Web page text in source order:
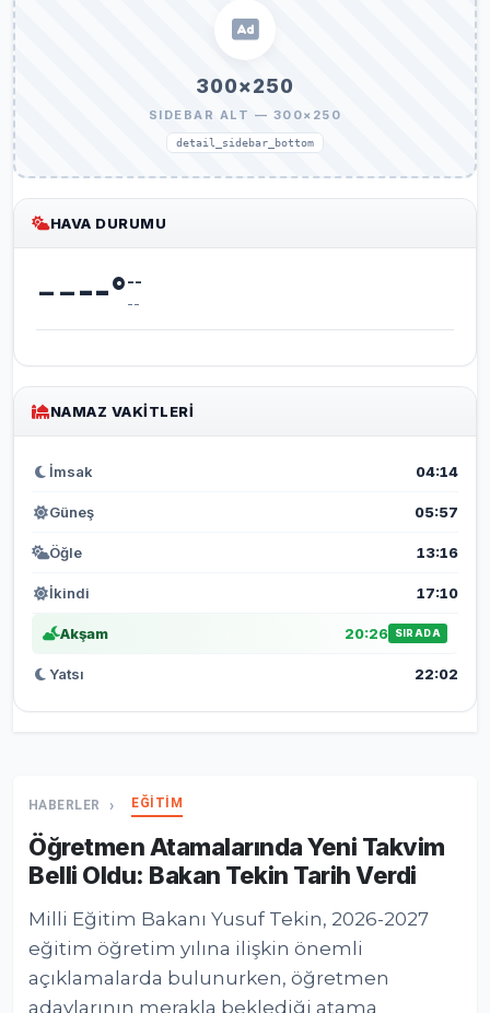
300×250
SIDEBAR ALT — 300×250
detail_sidebar_bottom
HAVA DURUMU
----°--
--
NAMAZ VAKITLERI
İmsak 04:14
Güneş 05:57
Öğle 13:16
İkindi 17:10
Akşam 20:26 SIRADA
Yatsı 22:02
HABERLER EĞİTİM
Öğretmen Atamalarında Yeni Takvim
Belli Oldu: Bakan Tekin Tarih Verdi
Milli Eğitim Bakanı Yusuf Tekin, 2026-2027
eğitim öğretim yılına ilişkin önemli
açıklamalarda bulunurken, öğretmen
adaylarının merakla beklediği atama